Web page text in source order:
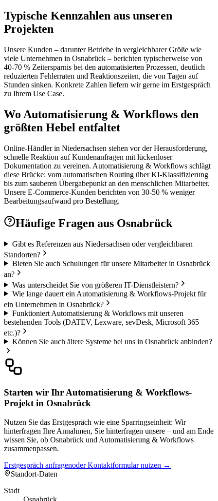
Typische Kennzahlen aus unseren
Projekten
Unsere Kunden – darunter Betriebe in vergleichbarer Größe wie
viele Unternehmen in Osnabrück – berichten typischerweise von
40-70 % Zeitersparnis bei den automatisierten Prozessen, deutlich
reduzierten Fehlerraten und Reaktionszeiten, die von Tagen auf
Stunden sinken. Konkrete Zahlen liefern wir gerne im Erstgespräch
zu Ihrem Use Case.
Wo Automatisierung & Workflows den
größten Hebel entfaltet
Online-Händler in Niedersachsen stehen vor der Herausforderung,
schnelle Reaktion auf Kundenanfragen mit lückenloser
Dokumentation zu vereinen. Automatisierung & Workflows schlägt
diese Brücke: vom automatischen Routing über KI-Klassifizierung
bis zum sauberen Übergabepunkt an den menschlichen Mitarbeiter.
Unsere E-Commerce-Kunden berichten von 30-50 % weniger
Bearbeitungsaufwand pro Bestellung.
Häufige Fragen aus Osnabrück
Gibt es Referenzen aus Niedersachsen oder vergleichbaren
Standorten?
Bieten Sie auch Schulungen für unsere Mitarbeiter in Osnabrück
an?
Was unterscheidet Sie von größeren IT-Dienstleistern?
Wie lange dauert ein Automatisierung & Workflows-Projekt für
ein Unternehmen in Osnabrück?
Funktioniert Automatisierung & Workflows mit unseren
bestehenden Tools (DATEV, Lexware, sevDesk, Microsoft 365
etc.)?
Können Sie auch ältere Systeme bei uns in Osnabrück anbinden?
Starten wir Ihr Automatisierung & Workflows-
Projekt in Osnabrück
Nutzen Sie das Erstgespräch wie eine Sparringseinheit: Wir
hinterfragen Ihre Annahmen, Sie hinterfragen unsere – und am Ende
wissen Sie, ob Osnabrück und Automatisierung & Workflows
zusammenpassen.
Erstgespräch anfragenoder Kontaktformular nutzen →
Standort-Daten
Stadt
Osnabrück